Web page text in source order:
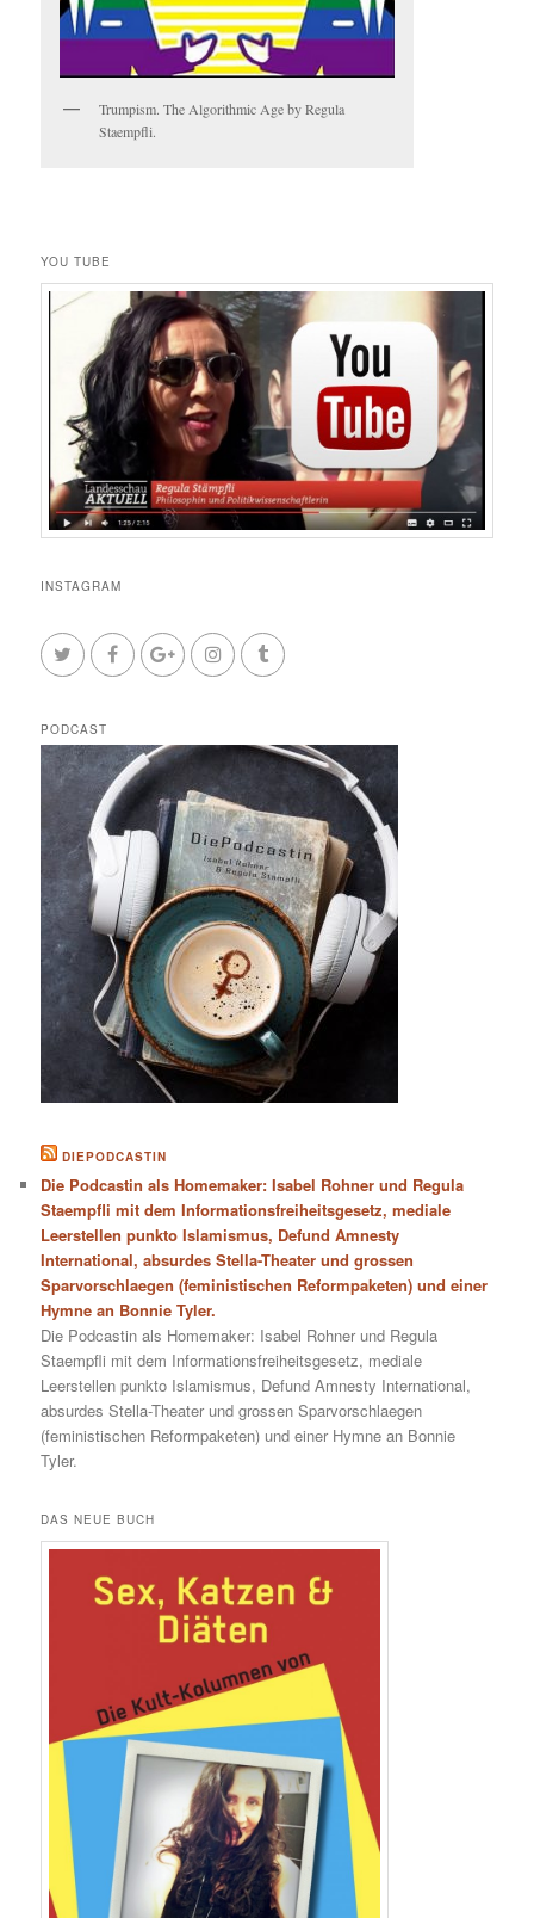
Trumpism. The Algorithmic Age by Regula
Staempfli.
YOU TUBE
INSTAGRAM
PODCAST
DIEPODCASTIN
Die Podcastin als Homemaker: Isabel Rohner und Regula
Staempfli mit dem Informationsfreiheitsgesetz, mediale
Leerstellen punkto Islamismus, Defund Amnesty
International, absurdes Stella-Theater und grossen
Sparvorschlaegen (feministischen Reformpaketen) und einer
Hymne an Bonnie Tyler.
Die Podcastin als Homemaker: Isabel Rohner und Regula
Staempfli mit dem Informationsfreiheitsgesetz, mediale
Leerstellen punkto Islamismus, Defund Amnesty International,
absurdes Stella-Theater und grossen Sparvorschlaegen
(feministischen Reformpaketen) und einer Hymne an Bonnie
Tyler.
DAS NEUE BUCH